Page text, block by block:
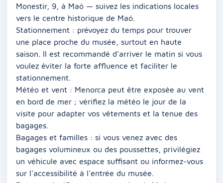
Monestir, 9, à Maó — suivez les indications locales
vers le centre historique de Maó.
Stationnement : prévoyez du temps pour trouver
une place proche du musée, surtout en haute
saison. Il est recommandé d'arriver le matin si vous
voulez éviter la forte affluence et faciliter le
stationnement.
Météo et vent : Menorca peut être exposée au vent
en bord de mer ; vérifiez la météo le jour de la
visite pour adapter vos vêtements et la tenue des
bagages.
Bagages et familles : si vous venez avec des
bagages volumineux ou des poussettes, privilégiez
un véhicule avec espace suffisant ou informez-vous
sur l'accessibilité à l'entrée du musée.